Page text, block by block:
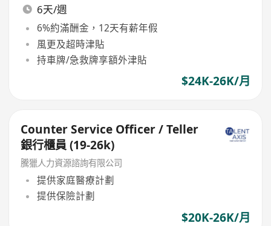
6天/週
6%約滿酬金，12天有薪年假
風更及超時津貼
持車牌/急救牌享額外津貼
$24K-26K/月
Counter Service Officer / Teller
銀行櫃員 (19-26k)
騰獵人力資源諮詢有限公司
提供家庭醫療計劃
提供保險計劃
$20K-26K/月